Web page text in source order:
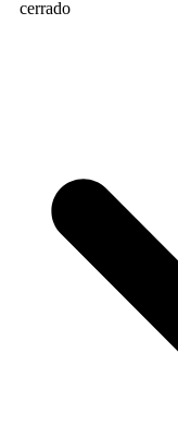
cerrado